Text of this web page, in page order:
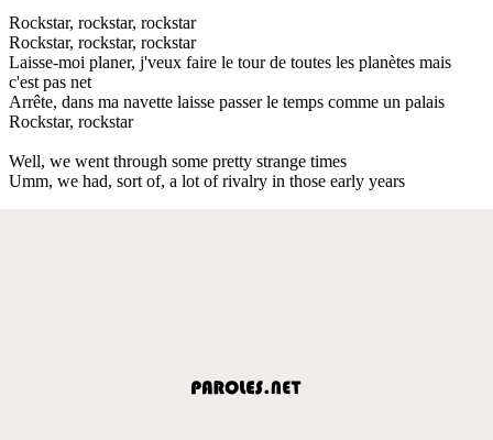
Rockstar, rockstar, rockstar
Rockstar, rockstar, rockstar
Laisse-moi planer, j'veux faire le tour de toutes les planètes mais
c'est pas net
Arrête, dans ma navette laisse passer le temps comme un palais
Rockstar, rockstar
Well, we went through some pretty strange times
Umm, we had, sort of, a lot of rivalry in those early years